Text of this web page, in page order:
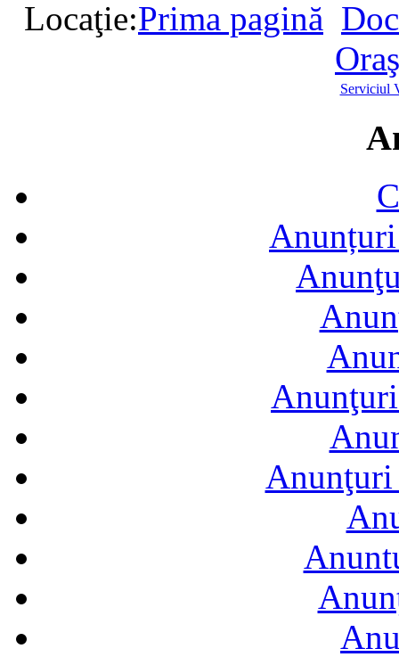
Locaţie:Prima pagină
Oraş
Serviciul